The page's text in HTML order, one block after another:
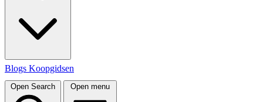
Blogs Koopgidsen
Open Search Open menu